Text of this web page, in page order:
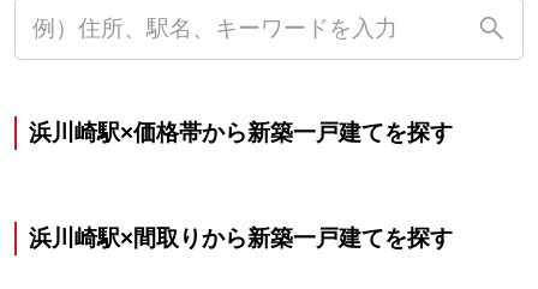
浜川崎駅×価格帯から新築一戸建てを探す
浜川崎駅×間取りから新築一戸建てを探す